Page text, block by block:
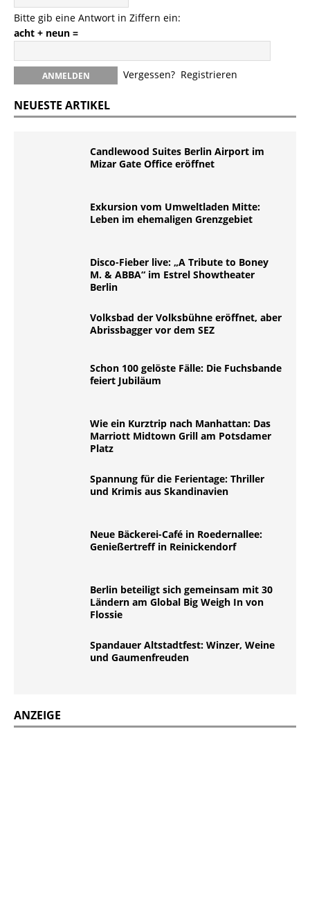
Bitte gib eine Antwort in Ziffern ein:
acht + neun =
Vergessen? Registrieren
NEUESTE ARTIKEL
Candlewood Suites Berlin Airport im
Mizar Gate Office eröffnet
Exkursion vom Umweltladen Mitte:
Leben im ehemaligen Grenzgebiet
Disco-Fieber live: „A Tribute to Boney
M. & ABBA“ im Estrel Showtheater
Berlin
Volksbad der Volksbühne eröffnet, aber
Abrissbagger vor dem SEZ
Schon 100 gelöste Fälle: Die Fuchsbande
feiert Jubiläum
Wie ein Kurztrip nach Manhattan: Das
Marriott Midtown Grill am Potsdamer
Platz
Spannung für die Ferientage: Thriller
und Krimis aus Skandinavien
Neue Bäckerei-Café in Roedernallee:
Genießertreff in Reinickendorf
Berlin beteiligt sich gemeinsam mit 30
Ländern am Global Big Weigh In von
Flossie
Spandauer Altstadtfest: Winzer, Weine
und Gaumenfreuden
ANZEIGE